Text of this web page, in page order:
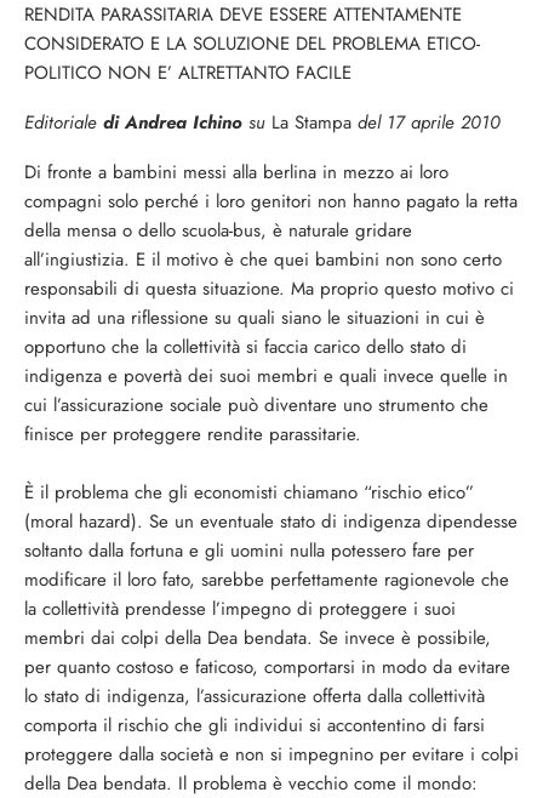
RENDITA PARASSITARIA DEVE ESSERE ATTENTAMENTE
CONSIDERATO E LA SOLUZIONE DEL PROBLEMA ETICO-
POLITICO NON E’ ALTRETTANTO FACILE
Editoriale di Andrea Ichino su La Stampa del 17 aprile 2010
Di fronte a bambini messi alla berlina in mezzo ai loro
compagni solo perché i loro genitori non hanno pagato la retta
della mensa o dello scuola-bus, è naturale gridare
all’ingiustizia. E il motivo è che quei bambini non sono certo
responsabili di questa situazione. Ma proprio questo motivo ci
invita ad una riflessione su quali siano le situazioni in cui è
opportuno che la collettività si faccia carico dello stato di
indigenza e povertà dei suoi membri e quali invece quelle in
cui l’assicurazione sociale può diventare uno strumento che
finisce per proteggere rendite parassitarie.
È il problema che gli economisti chiamano “rischio etico”
(moral hazard). Se un eventuale stato di indigenza dipendesse
soltanto dalla fortuna e gli uomini nulla potessero fare per
modificare il loro fato, sarebbe perfettamente ragionevole che
la collettività prendesse l’impegno di proteggere i suoi
membri dai colpi della Dea bendata. Se invece è possibile,
per quanto costoso e faticoso, comportarsi in modo da evitare
lo stato di indigenza, l’assicurazione offerta dalla collettività
comporta il rischio che gli individui si accontentino di farsi
proteggere dalla società e non si impegnino per evitare i colpi
della Dea bendata. Il problema è vecchio come il mondo: